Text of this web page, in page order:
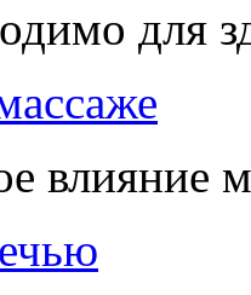
для
влияние